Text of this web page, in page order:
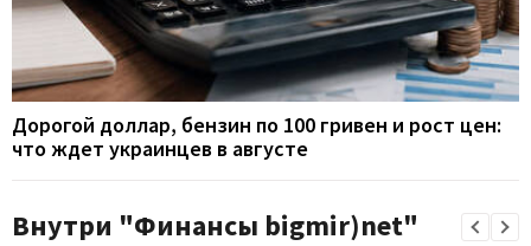
Дорогой доллар, бензин по 100 гривен и рост цен:
что ждет украинцев в августе
Внутри "Финансы bigmir)net"